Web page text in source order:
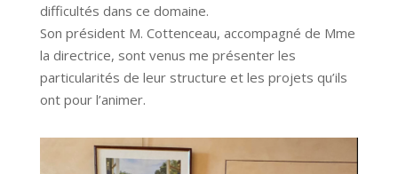
difficultés dans ce domaine.
Son président M. Cottenceau, accompagné de Mme
la directrice, sont venus me présenter les
particularités de leur structure et les projets qu’ils
ont pour l’animer.